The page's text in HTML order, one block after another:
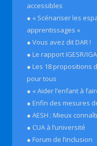
accessibles
● « Scénariser les
apprentissages «
● Vous avez dit DAR !
● Le rapport IGESR/
● Les 18 propositions
pour tous
● « Aider l’enfant à
● Enfin des mesures
● AESH : Mieux
● CUA à l’université
● Forum de l’inclusion